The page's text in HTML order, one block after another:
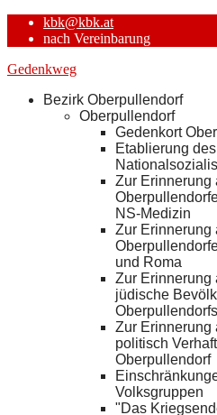
kbk@kbk.at
nach Vereinbarung
Gedenkweg
Bezirk Oberpullendorf
Oberpullendorf
Gedenkort
Etablierung des
Zur Erinnerung
NS-Medizin
Zur Erinnerung
und Roma
Zur Erinnerung
jüdische
Oberpullendorfs
Zur Erinnerung
politisch
Oberpullendorf
Volksgruppen
"Das